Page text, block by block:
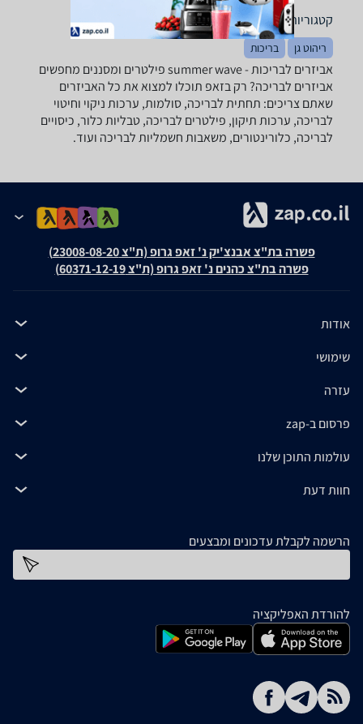
קטגוריות משלימות
ריהוט גן בריכות
אביזרים לבריכות - ‏summer wave ‏פילטרים ומסננים מחפשים
אביזרים לבריכה? רק בזאפ תוכלו למצוא את כל האביזרים
שאתם צריכים: תחתית לבריכה, סולמות, ערכות ניקוי וחיטוי
לבריכה, ערכות תיקון, פילטרים לבריכה, טבליות כלור, כיסויים
לבריכה, כלורינטורים, משאבות חשמליות לבריכה ועוד.
פשרה בת"צ אבנצ'יק נ' זאפ גרופ (ת"צ 23008-08-20)
פשרה בת"צ כהנים נ' זאפ גרופ (ת"צ 60371-12-19)
אודות
שימושי
עזרה
פרסום ב-zap
עולמות התוכן שלנו
חוות דעת
הרשמה לקבלת עדכונים ומבצעים
להורדת האפליקציה